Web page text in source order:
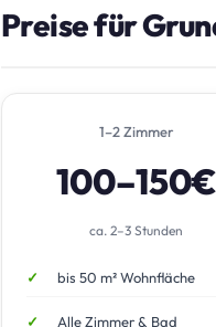
Preise für
1–2 Zimmer
100–150€
ca. 2–3 Stunden
bis 50 m² Wohnfläche
Alle Zimmer & Bad